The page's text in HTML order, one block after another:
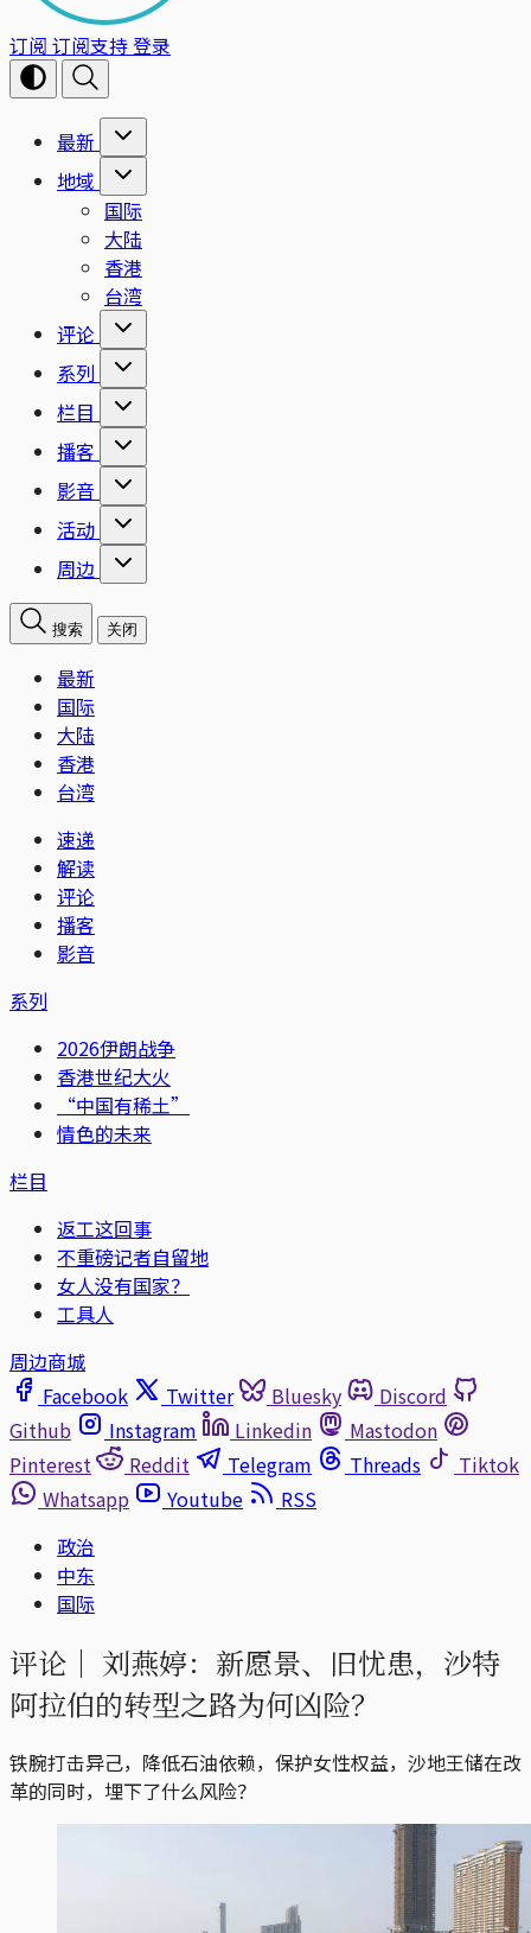
订阅 订阅支持登录
最新
地域
国际
大陆
香港
台湾
评论
系列
栏目
播客
影音
活动
周边
搜索 关闭
最新
国际
大陆
香港
台湾
速递
解读
评论
播客
影音
系列
2026伊朗战争
香港世纪大火
“中国有稀土”
情色的未来
栏目
返工这回事
不重磅记者自留地
女人没有国家？
工具人
周边商城
Facebook
Twitter Bluesky
Discord
Github
Instagram Linkedin
Mastodon
Pinterest
Reddit Telegram Threads
Tiktok
Whatsapp
Youtube
RSS
政治
中东
国际
评论｜ 刘燕婷：新愿景、旧忧患，沙特
阿拉伯的转型之路为何凶险？
铁腕打击异己，降低石油依赖，保护女性权益，沙地王储在改
革的同时，埋下了什么风险？